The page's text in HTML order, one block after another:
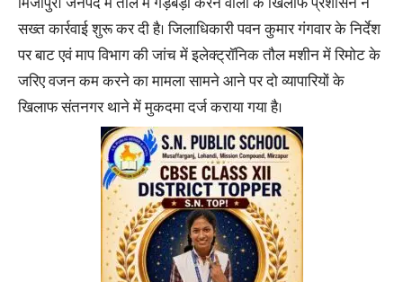
सख्त कार्रवाई शुरू कर दी है। जिलाधिकारी पवन कुमार गंगवार के निर्देश
पर बाट एवं माप विभाग की जांच में इलेक्ट्रॉनिक तौल मशीन में रिमोट के
जरिए वजन कम करने का मामला सामने आने पर दो व्यापारियों के
खिलाफ संतनगर थाने में मुकदमा दर्ज कराया गया है।